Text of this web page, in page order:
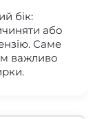
бік:
або
Саме
важливо